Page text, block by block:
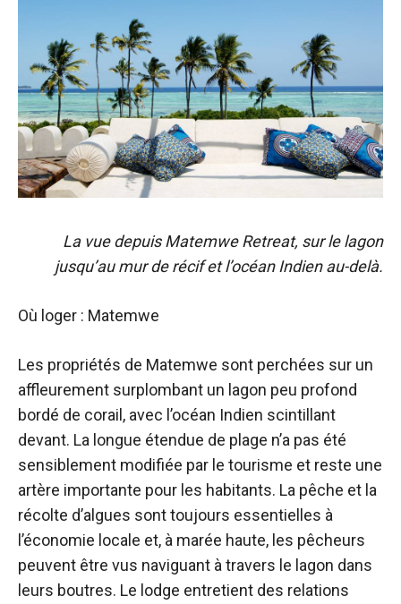
La vue depuis Matemwe Retreat, sur le lagon
jusqu’au mur de récif et l’océan Indien au-delà.
Où loger : Matemwe
Les propriétés de Matemwe sont perchées sur un
affleurement surplombant un lagon peu profond
bordé de corail, avec l’océan Indien scintillant
devant. La longue étendue de plage n’a pas été
sensiblement modifiée par le tourisme et reste une
artère importante pour les habitants. La pêche et la
récolte d’algues sont toujours essentielles à
l’économie locale et, à marée haute, les pêcheurs
peuvent être vus naviguant à travers le lagon dans
leurs boutres. Le lodge entretient des relations